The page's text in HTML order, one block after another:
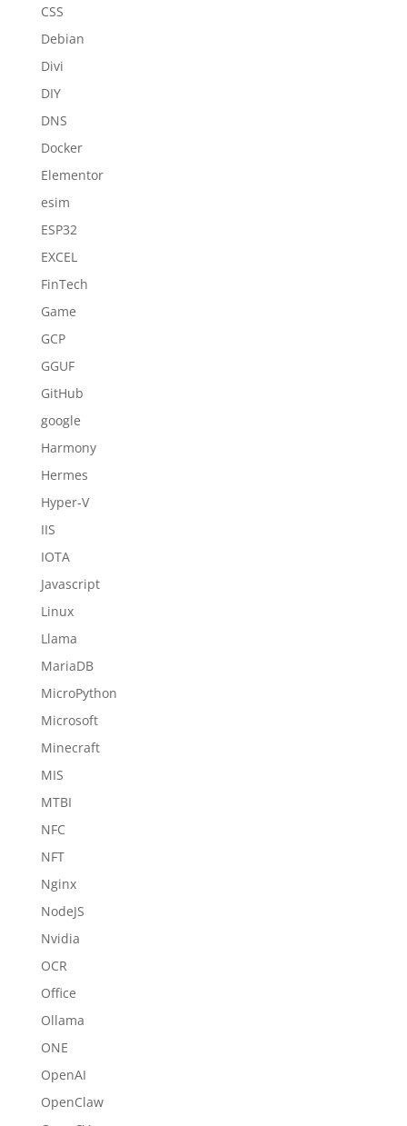
CSS
Debian
Divi
DIY
DNS
Docker
Elementor
esim
ESP32
EXCEL
FinTech
Game
GCP
GGUF
GitHub
google
Harmony
Hermes
Hyper-V
IIS
IOTA
Javascript
Linux
Llama
MariaDB
MicroPython
Microsoft
Minecraft
MIS
MTBI
NFC
NFT
Nginx
NodeJS
Nvidia
OCR
Office
Ollama
ONE
OpenAI
OpenClaw